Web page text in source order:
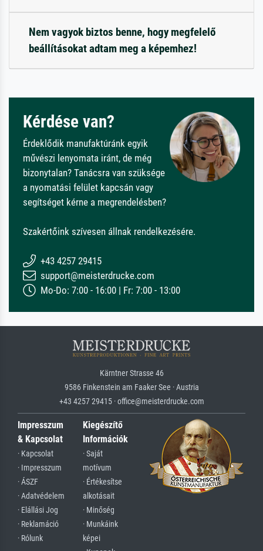
Nem vagyok biztos benne, hogy megfelelő
beállításokat adtam meg a képemhez!
Kérdése van?
Érdeklődik manufaktúránk egyik
művészi lenyomata iránt, de még
bizonytalan? Tanácsra van szüksége
a nyomatási felület kapcsán vagy
segítséget kérne a megrendelésben?
Szakértőink szívesen állnak rendelkezésére.
+43 4257 29415
support@meisterdrucke.com
Mo-Do: 7:00 - 16:00 | Fr: 7:00 - 13:00
Kärntner Strasse 46
9586 Finkenstein am Faaker See · Austria
+43 4257 29415 · office@meisterdrucke.com
Impresszum
& Kapcsolat
· Kapcsolat
· Impresszum
· ÁSZF
· Adatvédelem
· Elállási Jog
· Reklamáció
· Rólunk
Kiegészítő
Információk
· Saját
motívum
· Értékesítse
alkotásait
· Minőség
· Munkáink
képei